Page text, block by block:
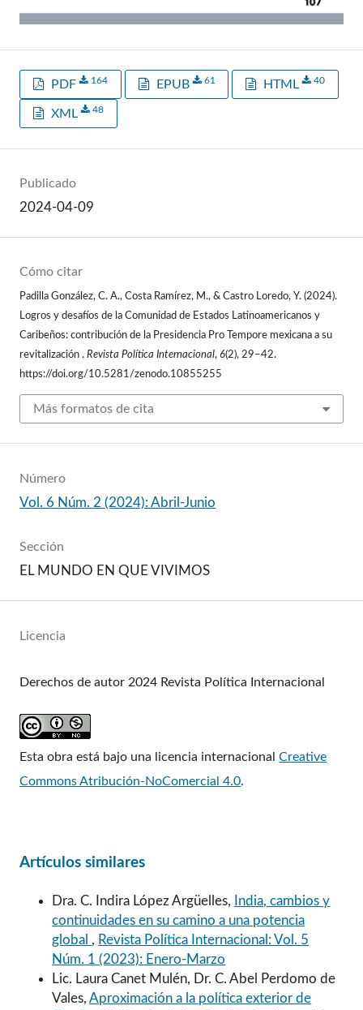
PDF 164 EPUB 61 HTML 40
XML 48
Publicado
2024-04-09
Cómo citar
Padilla González, C. A., Costa Ramírez, M., & Castro Loredo, Y. (2024).
Logros y desafíos de la Comunidad de Estados Latinoamericanos y
Caribeños: contribución de la Presidencia Pro Tempore mexicana a su
revitalización .Revista Política Internacional,6(2), 29–42.
https://doi.org/10.5281/zenodo.10855255
Más formatos de cita
Número
Vol. 6 Núm. 2 (2024): Abril-Junio
Sección
EL MUNDO EN QUE VIVIMOS
Licencia
Derechos de autor 2024 Revista Política Internacional
Esta obra está bajo una licencia internacionalCreative
Commons Atribución-NoComercial 4.0.
Artículos similares
Dra. C. Indira López Argüelles,
India, cambios y
continuidades en su camino a una potencia
global , Revista Política Internacional: Vol. 5
Núm. 1 (2023): Enero-Marzo
Lic. Laura Canet Mulén, Dr. C. Abel Perdomo de
Vales,Aproximación a la política exterior de